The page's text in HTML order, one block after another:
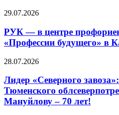
29.07.2026
РУК — в центре
«Профессии будущего» в
28.07.2026
Лидер «Северного
Тюменского
Мануйлову – 70 лет!